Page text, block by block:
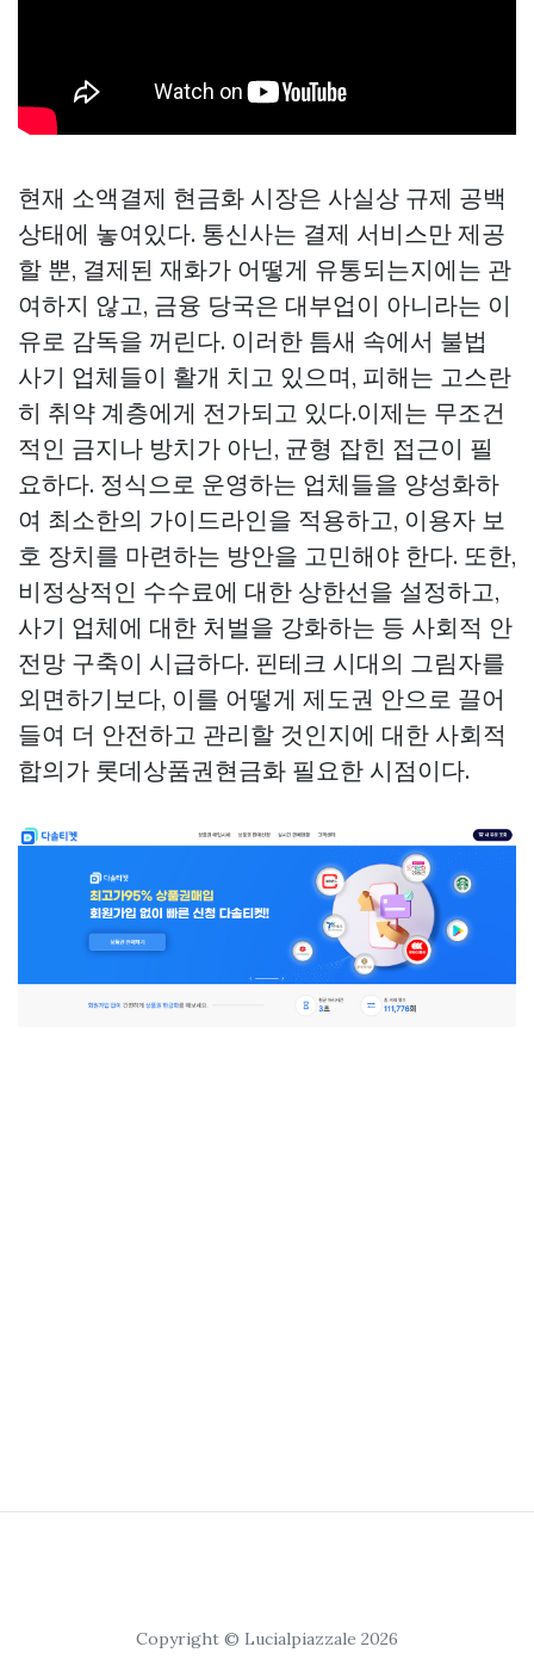
현재 소액결제 현금화 시장은 사실상 규제 공백
상태에 놓여있다. 통신사는 결제 서비스만 제공
할 뿐, 결제된 재화가 어떻게 유통되는지에는 관
여하지 않고, 금융 당국은 대부업이 아니라는 이
유로 감독을 꺼린다. 이러한 틈새 속에서 불법
사기 업체들이 활개 치고 있으며, 피해는 고스란
히 취약 계층에게 전가되고 있다.이제는 무조건
적인 금지나 방치가 아닌, 균형 잡힌 접근이 필
요하다. 정식으로 운영하는 업체들을 양성화하
여 최소한의 가이드라인을 적용하고, 이용자 보
호 장치를 마련하는 방안을 고민해야 한다. 또한,
비정상적인 수수료에 대한 상한선을 설정하고,
사기 업체에 대한 처벌을 강화하는 등 사회적 안
전망 구축이 시급하다. 핀테크 시대의 그림자를
외면하기보다, 이를 어떻게 제도권 안으로 끌어
들여 더 안전하고 관리할 것인지에 대한 사회적
합의가 롯데상품권현금화 필요한 시점이다.
Copyright © Lucialpiazzale 2026